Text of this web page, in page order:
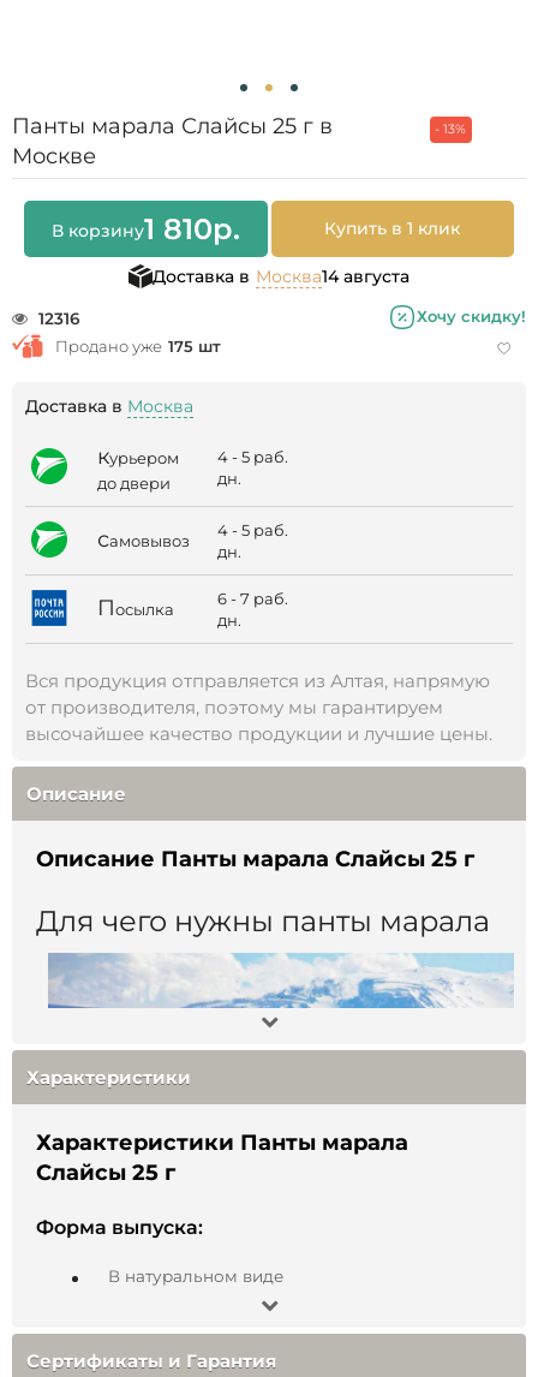
Панты марала Слайсы 25 г в
Москве
- 13%
В корзину1 810р. Купить в 1 клик
Доставка в Москва14 августа
12316
Хочу скидку!
Продано уже 175 шт
Доставка в Москва
курьером
до двери
4 - 5 раб.
дн.
самовывоз
4 - 5 раб.
дн.
Посылка
6 - 7 раб.
дн.
Вся продукция отправляется из Алтая, напрямую
от производителя, поэтому мы гарантируем
высочайшее качество продукции и лучшие цены.
Описание
Описание Панты марала Слайсы 25 г
Для чего нужны панты марала
Панты марала — молодые, ещё не окостеневшие
рога алтайского оленя, покрытые тонкой кожей и
содержащие развитую капиллярную сеть, —
Характеристики
Характеристики Панты марала
Слайсы 25 г
Форма выпуска:
В натуральном виде
Панты марала
Сертификаты и Гарантия